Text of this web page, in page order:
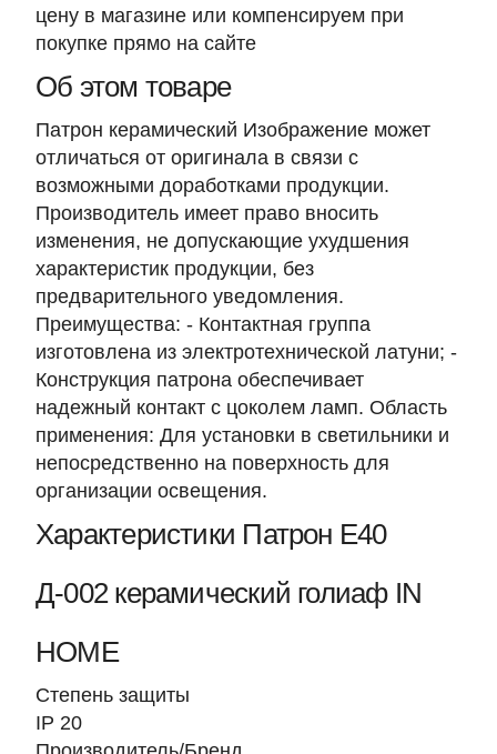
цену в магазине или компенсируем при
покупке прямо на сайте
Об этом товаре
Патрон керамический Изображение может
отличаться от оригинала в связи с
возможными доработками продукции.
Производитель имеет право вносить
изменения, не допускающие ухудшения
характеристик продукции, без
предварительного уведомления.
Преимущества: - Контактная группа
изготовлена из электротехнической латуни; -
Конструкция патрона обеспечивает
надежный контакт с цоколем ламп. Область
применения: Для установки в светильники и
непосредственно на поверхность для
организации освещения.
Характеристики Патрон Е40
Д-002 керамический голиаф IN
HOME
Степень защиты
IP 20